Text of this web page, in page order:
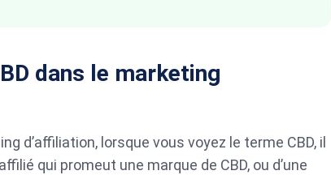
dans le marketing
d’affiliation, lorsque vous voyez le terme CBD, il
qui promeut une marque de CBD, ou d’une